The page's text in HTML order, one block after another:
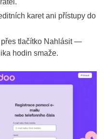
karet ani přístupy do
přes tlačítko Nahlásit —
hodin smaže.